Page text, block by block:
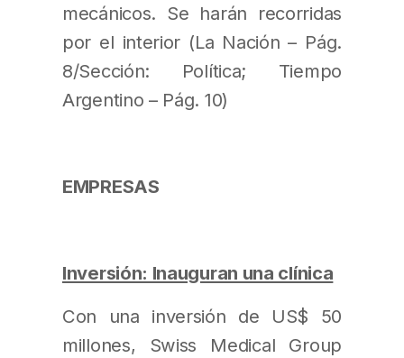
mecánicos. Se harán recorridas
por el interior (La Nación – Pág.
8/Sección: Política; Tiempo
Argentino – Pág. 10)
EMPRESAS
Inversión: Inauguran una clínica
Con una inversión de US$ 50
millones, Swiss Medical Group